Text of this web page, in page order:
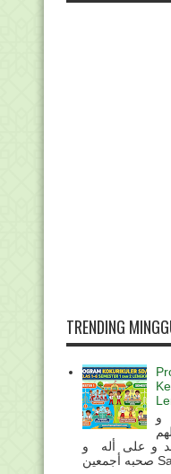
TRENDING
و
و على أله و
صحبه أجمعين Salam Sahabat Hanapi Bani .